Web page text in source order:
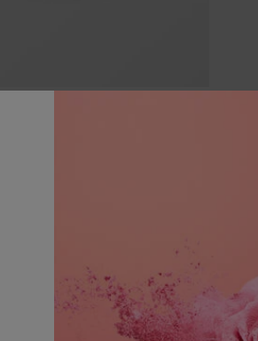
غير متوفّر - أبلغوني